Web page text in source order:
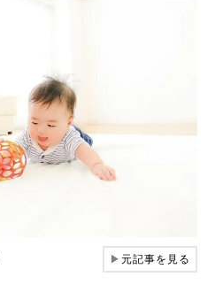
▶元記事を見る